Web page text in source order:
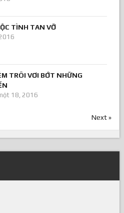
TÌNH TAN VỠ
TRÔI VƠI BỚT NHỮNG
18, 2016
Next »